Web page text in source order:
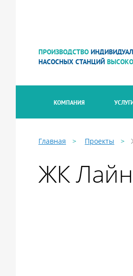
ПРОИЗВОДСТВО
НАСОСНЫХ СТАНЦИЙ
КОМПАНИЯ
Главная > Проекты >
ЖК